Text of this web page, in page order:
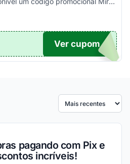
TICO
Ver cupom
Ordenar por
pagando com Pix e
incríveis!